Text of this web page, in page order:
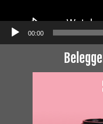
00:00